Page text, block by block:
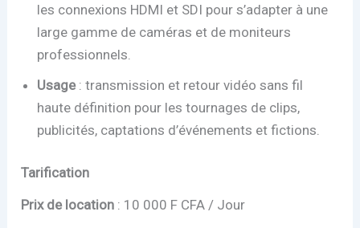
les connexions HDMI et SDI pour s’adapter à une
large gamme de caméras et de moniteurs
professionnels.
Usage : transmission et retour vidéo sans fil
haute définition pour les tournages de clips,
publicités, captations d’événements et fictions.
Tarification
Prix de location : 10 000 F CFA / Jour